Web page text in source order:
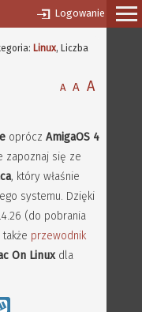
Logowanie
Linux, Liczba
A A A
oprócz AmigaOS 4
zapoznaj się ze
, który właśnie
systemu. Dzięki
(do pobrania
przewodnik
On Linuxdla